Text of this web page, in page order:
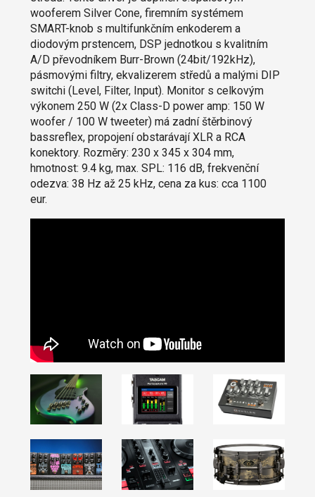
wooferem Silver Cone, firemním systémem
SMART-knob s multifunkčním enkoderem a
diodovým prstencem, DSP jednotkou s kvalitním
A/D převodníkem Burr-Brown (24bit/192kHz),
pásmovými filtry, ekvalizerem středů a malými DIP
switchi (Level, Filter, Input). Monitor s celkovým
výkonem 250 W (2x Class-D power amp: 150 W
woofer / 100 W tweeter) má zadní štěrbinový
bassreflex, propojení obstarávají XLR a RCA
konektory. Rozměry: 230 x 345 x 304 mm,
hmotnost: 9.4 kg, max. SPL: 116 dB, frekvenční
odezva: 38 Hz až 25 kHz, cena za kus: cca 1100
eur.